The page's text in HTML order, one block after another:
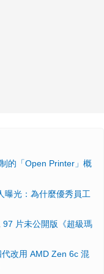
的「Open Printer」概
曝光：為什麼優秀員工
片未公開版《超級瑪
改用 AMD Zen 6c 混